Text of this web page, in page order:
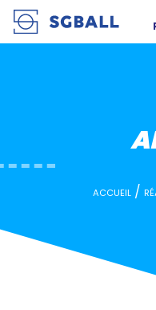
ADIDAS
ACCUEIL /